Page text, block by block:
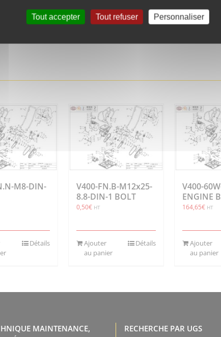
produit
produit
M8-DIN-
Détails
V400-FN.B-M12x25-
8.8-DIN-1 BOLT
0,50€ HT
Ajouter
au panier
Détails
V400-
ENGINE
164,65€ HT
Ajouter
au panier
MAINTENANCE,
RECHERCHE PAR UGS
Tout accepter Tout refuser Personnaliser